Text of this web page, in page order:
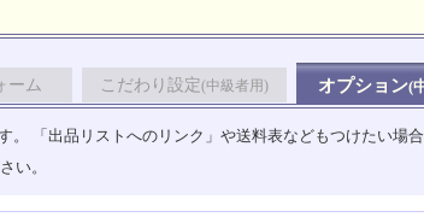
ーム こだわり設定(中級者用) オプション(
。 「出品リストへのリンク」や送料表などもつけたい場
い。